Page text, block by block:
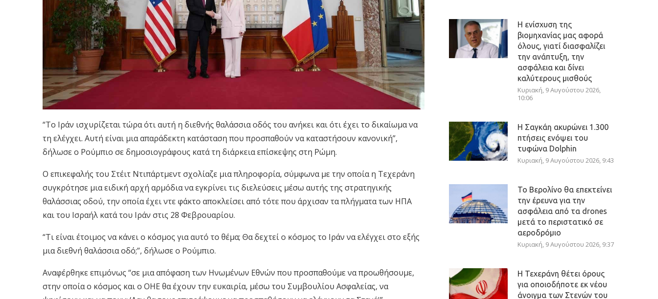
“Το Ιράν ισχυρίζεται τώρα ότι αυτή η διεθνής θαλάσσια οδός του ανήκει και ότι έχει το δικαίωμα να
τη ελέγχει. Αυτή είναι μια απαράδεκτη κατάσταση που προσπαθούν να καταστήσουν κανονική”,
δήλωσε ο Ρούμπιο σε δημοσιογράφους κατά τη διάρκεια επίσκεψης στη Ρώμη.
Ο επικεφαλής του Στέιτ Ντιπάρτμεντ σχολίαζε μια πληροφορία, σύμφωνα με την οποία η Τεχεράνη
συγκρότησε μια ειδική αρχή αρμόδια να εγκρίνει τις διελεύσεις μέσω αυτής της στρατηγικής
θαλάσσιας οδού, την οποία έχει ντε φάκτο αποκλείσει από τότε που άρχισαν τα πλήγματα των ΗΠΑ
και του Ισραήλ κατά του Ιράν στις 28 Φεβρουαρίου.
“Τι είναι έτοιμος να κάνει ο κόσμος για αυτό το θέμα; Θα δεχτεί ο κόσμος το Ιράν να ελέγχει στο εξής
μια διεθνή θαλάσσια οδό;”, δήλωσε ο Ρούμπιο.
Αναφέρθηκε επιμόνως “σε μια απόφαση των Ηνωμένων Εθνών που προσπαθούμε να προωθήσουμε,
στην οποία ο κόσμος και ο ΟΗΕ θα έχουν την ευκαιρία, μέσω του Συμβουλίου Ασφαλείας, να
Η ενίσχυση της
βιομηχανίας μας αφορά
όλους, γιατί διασφαλίζει
την ανάπτυξη, την
ασφάλεια και δίνει
καλύτερους μισθούς
Κυριακή, 9 Αυγούστου 2026,
10:06
Η Σαγκάη ακυρώνει 1.300
πτήσεις ενόψει του
τυφώνα Dolphin
Κυριακή, 9 Αυγούστου 2026, 9:43
Το Βερολίνο θα επεκτείνει
την έρευνα για την
ασφάλεια από τα drones
μετά το περιστατικό σε
αεροδρόμιο
Κυριακή, 9 Αυγούστου 2026, 9:37
Η Τεχεράνη θέτει όρους
για οποιοδήποτε εκ νέου
άνοιγμα των Στενών του